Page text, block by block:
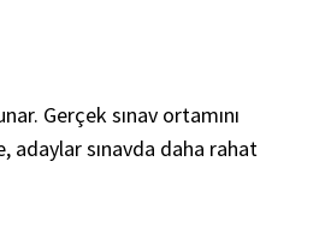
Gerçek sınav ortamını
adaylar sınavda daha rahat